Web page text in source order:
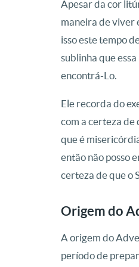
Apesar da cor
maneira de viver
isso este tempo
sublinha que
encontrá-Lo.
Ele recorda do
com a certeza de
que é
então não posso
certeza de que o
Origem do
A origem do
período de